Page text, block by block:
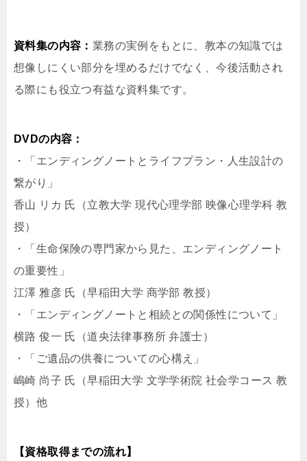
資料集の内容： 業務の実例をもとに、教本の知識では
想像しにくい部分を埋めるだけでなく、今後活動され
る際にも役立つ有益な資料集です。
DVDの内容：
・「エンディングノートとライフプラン・人生設計の
繋がり」
香山 リカ 氏（立教大学 現代心理学部 映像心理学科 教
授）
・「生命保険の専門家から見た、エンディングノート
の重要性」
江澤 雅彦 氏（早稲田大学 商学部 教授）
・「エンディングノートと相続との関係性について」
横路 俊一 氏（道央法律事務所 弁護士）
・「ご遺品の供養についての心構え」
嶋崎 尚子 氏（早稲田大学 文学学術院 社会学コース 教
授）他
【資格取得までの流れ】